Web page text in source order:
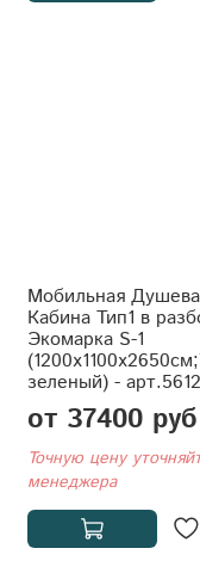
Мобильная
Кабина Тип1 в разборе
Экомарка S-1
зеленый) -
от 37400 руб
Точную цену
менеджера